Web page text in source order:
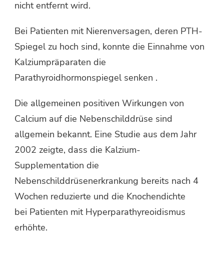
nicht entfernt wird.
Bei Patienten mit Nierenversagen, deren PTH-
Spiegel zu hoch sind, konnte die Einnahme von
Kalziumpräparaten die
Parathyroidhormonspiegel senken .
Die allgemeinen positiven Wirkungen von
Calcium auf die Nebenschilddrüse sind
allgemein bekannt. Eine Studie aus dem Jahr
2002 zeigte, dass die Kalzium-
Supplementation die
Nebenschilddrüsenerkrankung bereits nach 4
Wochen reduzierte und die Knochendichte
bei Patienten mit Hyperparathyreoidismus
erhöhte.